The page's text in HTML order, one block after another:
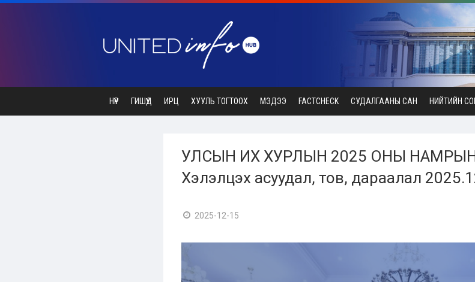
НҮҮР ГИШҮҮД ИРЦ ХУУЛЬ ТОГТООХ МЭДЭЭ FACTCHECK СУДАЛГААНЫ САН НИЙТИЙН
УЛСЫН ИХ ХУРЛЫН 2025 ОНЫ
Хэлэлцэх асуудал, тов, дараалал
2025-12-15